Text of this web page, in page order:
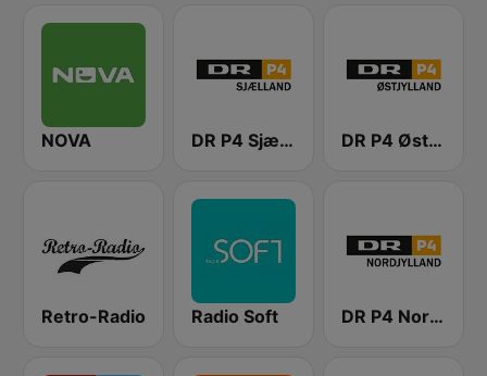
NOVA DR P4 Sjælland DR P4 Østjyllands
Retro-Radio Radio Soft DR P4 Nordjylland